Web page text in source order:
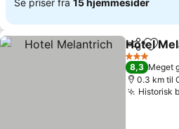
Del Føj
Hotel
3 Stjerner
8,3 Meget
0.3 km til
Historisk